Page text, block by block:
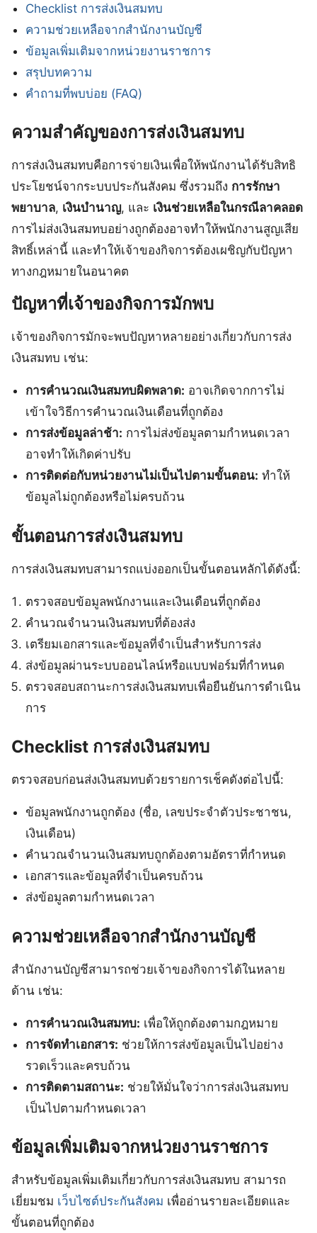
Checklist การส่งเงินสมทบ
ความช่วยเหลือจากสำนักงานบัญชี
ข้อมูลเพิ่มเติมจากหน่วยงานราชการ
สรุปบทความ
คำถามที่พบบ่อย (FAQ)
ความสำคัญของการส่งเงินสมทบ
การส่งเงินสมทบคือการจ่ายเงินเพื่อให้พนักงานได้รับสิทธิ
ประโยชน์จากระบบประกันสังคม ซึ่งรวมถึง การรักษา
พยาบาล, เงินบำนาญ, และ เงินช่วยเหลือในกรณีลาคลอด
การไม่ส่งเงินสมทบอย่างถูกต้องอาจทำให้พนักงานสูญเสีย
สิทธิ์เหล่านี้ และทำให้เจ้าของกิจการต้องเผชิญกับปัญหา
ทางกฎหมายในอนาคต
ปัญหาที่เจ้าของกิจการมักพบ
เจ้าของกิจการมักจะพบปัญหาหลายอย่างเกี่ยวกับการส่ง
เงินสมทบ เช่น:
การคำนวณเงินสมทบผิดพลาด: อาจเกิดจากการไม่
เข้าใจวิธีการคำนวณเงินเดือนที่ถูกต้อง
การส่งข้อมูลล่าช้า: การไม่ส่งข้อมูลตามกำหนดเวลา
อาจทำให้เกิดค่าปรับ
การติดต่อกับหน่วยงานไม่เป็นไปตามขั้นตอน: ทำให้
ข้อมูลไม่ถูกต้องหรือไม่ครบถ้วน
ขั้นตอนการส่งเงินสมทบ
การส่งเงินสมทบสามารถแบ่งออกเป็นขั้นตอนหลักได้ดังนี้:
ตรวจสอบข้อมูลพนักงานและเงินเดือนที่ถูกต้อง
คำนวณจำนวนเงินสมทบที่ต้องส่ง
เตรียมเอกสารและข้อมูลที่จำเป็นสำหรับการส่ง
ส่งข้อมูลผ่านระบบออนไลน์หรือแบบฟอร์มที่กำหนด
ตรวจสอบสถานะการส่งเงินสมทบเพื่อยืนยันการดำเนิน
การ
Checklist การส่งเงินสมทบ
ตรวจสอบก่อนส่งเงินสมทบด้วยรายการเช็คดังต่อไปนี้:
ข้อมูลพนักงานถูกต้อง (ชื่อ, เลขประจำตัวประชาชน,
เงินเดือน)
คำนวณจำนวนเงินสมทบถูกต้องตามอัตราที่กำหนด
เอกสารและข้อมูลที่จำเป็นครบถ้วน
ส่งข้อมูลตามกำหนดเวลา
ความช่วยเหลือจากสำนักงานบัญชี
สำนักงานบัญชีสามารถช่วยเจ้าของกิจการได้ในหลาย
ด้าน เช่น:
การคำนวณเงินสมทบ: เพื่อให้ถูกต้องตามกฎหมาย
การจัดทำเอกสาร: ช่วยให้การส่งข้อมูลเป็นไปอย่าง
รวดเร็วและครบถ้วน
การติดตามสถานะ: ช่วยให้มั่นใจว่าการส่งเงินสมทบ
เป็นไปตามกำหนดเวลา
ข้อมูลเพิ่มเติมจากหน่วยงานราชการ
สำหรับข้อมูลเพิ่มเติมเกี่ยวกับการส่งเงินสมทบ สามารถ
เยี่ยมชม เว็บไซต์ประกันสังคม เพื่ออ่านรายละเอียดและ
ขั้นตอนที่ถูกต้อง